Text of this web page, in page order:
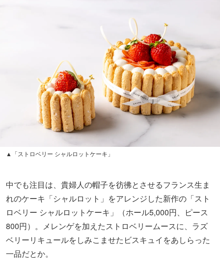
▲「ストロベリー シャルロットケーキ」
中でも注目は、貴婦人の帽子を彷彿とさせるフランス生ま
れのケーキ「シャルロット」をアレンジした新作の「スト
ロベリー シャルロットケーキ」（ホール5,000円、ピース
800円）。メレンゲを加えたストロベリームースに、ラズ
ベリーリキュールをしみこませたビスキュイをあしらった
一品だとか。